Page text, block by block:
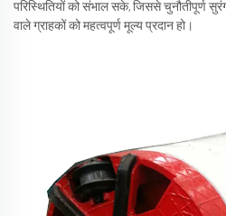
परिस्थितियों को संभाल सके, जिससे चुनौतीपूर्ण
वाले ग्राहकों को महत्वपूर्ण मूल्य प्रदान हो।